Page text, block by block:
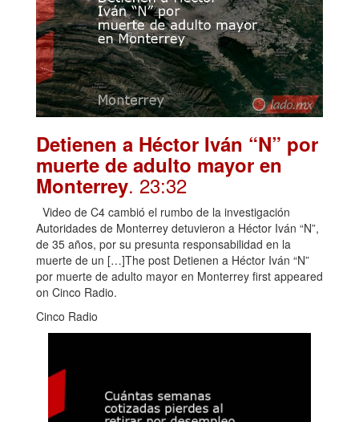
Detienen a Héctor Iván “N” por
muerte de adulto mayor en
Monterrey. 23:32
Video de C4 cambió el rumbo de la investigación
Autoridades de Monterrey detuvieron a Héctor Iván “N”,
de 35 años, por su presunta responsabilidad en la
muerte de un […]The post Detienen a Héctor Iván “N”
por muerte de adulto mayor en Monterrey first appeared
on Cinco Radio.
Cinco Radio